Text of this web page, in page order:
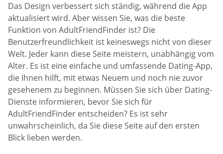
Das Design verbessert sich ständig, während die App
aktualisiert wird. Aber wissen Sie, was die beste
Funktion von AdultFriendFinder ist? Die
Benutzerfreundlichkeit ist keineswegs nicht von dieser
Welt. Jeder kann diese Seite meistern, unabhängig vom
Alter. Es ist eine einfache und umfassende Dating-App,
die Ihnen hilft, mit etwas Neuem und noch nie zuvor
gesehenem zu beginnen. Müssen Sie sich über Dating-
Dienste informieren, bevor Sie sich für
AdultFriendFinder entscheiden? Es ist sehr
unwahrscheinlich, da Sie diese Seite auf den ersten
Blick lieben werden.